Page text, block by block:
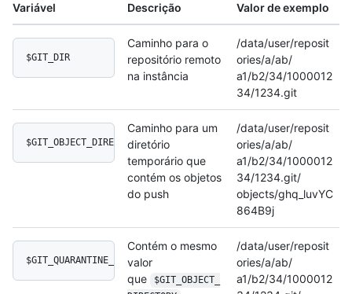
Variável Descrição Valor de exemplo
$GIT_DIR
Caminho para o
repositório remoto
na instância
/data/user/reposit
ories/a/ab/
a1/b2/34/1000012
34/1234.git
$GIT_OBJECT_DIRECTORY
Caminho para um
diretório
temporário que
contém os objetos
do push
/data/user/reposit
ories/a/ab/
a1/b2/34/1000012
34/1234.git/
objects/ghq_luvYC
864B9j
$GIT_QUARANTINE_PATH
Contém o mesmo
valor
que
$GIT_OBJECT_
/data/user/reposit
ories/a/ab/
a1/b2/34/1000012